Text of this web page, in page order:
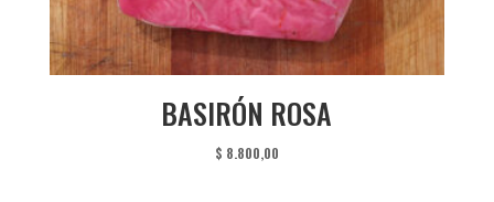
BASIRÓN ROSA
$ 8.800,00